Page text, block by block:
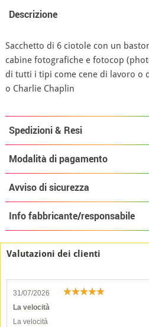
Descrizione
Sacchetto di 6 ciotole con un
cabine fotografiche e fotocop
di tutti i tipi come cene di lavoro o
o Charlie Chaplin
Spedizioni & Resi
Modalità di pagamento
Avviso di sicurezza
Info fabbricante/responsabile
Valutazioni dei clienti
31/07/2026
La velocità
La velocità